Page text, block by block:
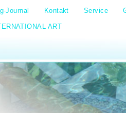
Journal Kontakt Service
ART